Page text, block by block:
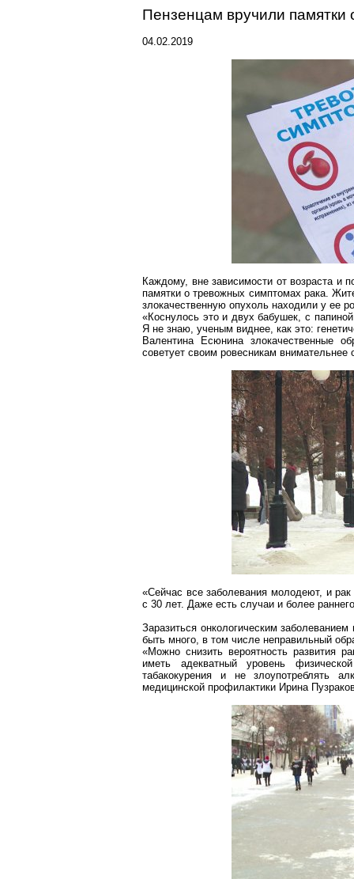
Пензенцам вручили
04.02.2019
Каждому, вне зависимости от возраста и
памятки о тревожных симптомах рака.
злокачественную опухоль находили у ее
«Коснулось это и двух бабушек, с
Я не знаю, ученым виднее, как это:
Валентина
Есюниназлокачественные
советует своим ровесникам внимательнее
«Сейчас все заболевания молодеют, и
с 30 лет. Даже есть случаи и более
Заразиться онкологическим
быть много, в том числе неправильный
«Можно снизить вероятность развития
иметь адекватный уровень
табакокурения и не злоупотреблять
медицинской профилактики Ирина